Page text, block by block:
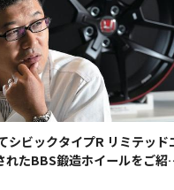
シビックタイプR リミテッド
れたBBS鍛造ホイールをご紹